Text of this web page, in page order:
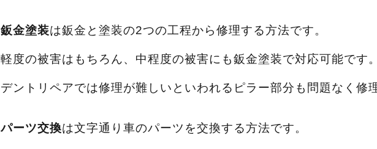
鈑金塗装は鈑金と塗装の2つの工程から修理する方法です。
軽度の被害はもちろん、中程度の被害にも鈑金塗装で対応可能です。
デントリペアでは修理が難しいといわれるピラー部分も問題なく修
パーツ交換は文字通り車のパーツを交換する方法です。